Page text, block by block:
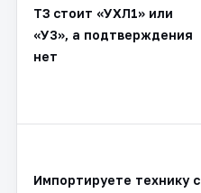
ТЗ стоит «УХЛ1» или
«У3», а подтверждения
нет
Импортируете технику с